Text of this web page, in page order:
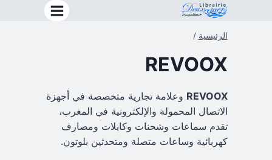
الرئيسية /
REVOOX
REVOOX وعلامة تجارية متخصصة في أجهزة
الاتصال المحمولة والإلكترونية في المغرب،
تقدم سماعات وشحنات وكابلات ومصارف
كهربائية وساعات متصلة ومتحدثين بلوتون.